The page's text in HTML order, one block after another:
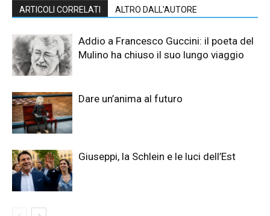
ARTICOLI CORRELATI ALTRO DALL'AUTORE
Addio a Francesco Guccini: il poeta del
Mulino ha chiuso il suo lungo viaggio
Dare un’anima al futuro
Giuseppi, la Schlein e le luci dell’Est